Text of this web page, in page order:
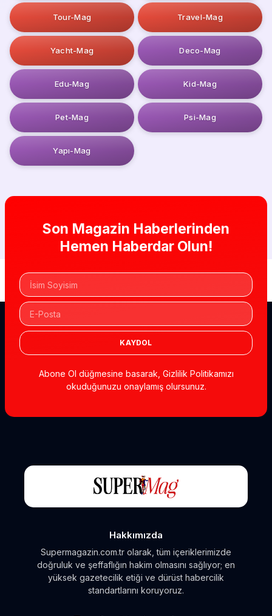
Tour-Mag Travel-Mag
Yacht-Mag Deco-Mag
Edu-Mag Kid-Mag
Pet-Mag Psi-Mag
Yapı-Mag
Son Magazin Haberlerinden
Hemen Haberdar Olun!
KAYDOL
Abone Ol düğmesine basarak, Gizlilik Politikamızı
okuduğunuzu onaylamış olursunuz.
Hakkımızda
Supermagazin.com.tr olarak, tüm içeriklerimizde
doğruluk ve şeffaflığın hakim olmasını sağlıyor; en
yüksek gazetecilik etiği ve dürüst habercilik
standartlarını koruyoruz.